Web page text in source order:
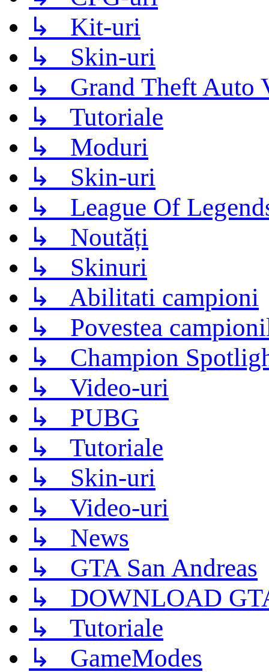
↳ Kit-uri
↳ Skin-uri
↳ Grand Theft Auto
↳ Tutoriale
↳ Moduri
↳ Skin-uri
↳ League Of
↳ Noutăți
↳ Skinuri
↳ Abilitati campioni
↳ Povestea
↳ Champion
↳ Video-uri
↳ PUBG
↳ Tutoriale
↳ Skin-uri
↳ Video-uri
↳ News
↳ GTA San Andreas
↳ DOWNLOAD
↳ Tutoriale
↳ GameModes